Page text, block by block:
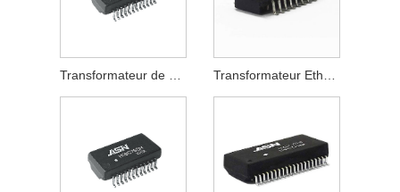
Transformateur de signal 10/100Base-T Transformateur Ethernet 10/100Base-T